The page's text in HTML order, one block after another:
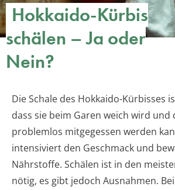
Hokkaido-Kürbis
schälen – Ja oder
Nein?
Die Schale des Hokkaido-Kürbisses
dass sie beim Garen weich wird und
problemlos mitgegessen werden
intensiviert den Geschmack und
Nährstoffe. Schälen ist in den
nötig, es gibt jedoch Ausnahmen.